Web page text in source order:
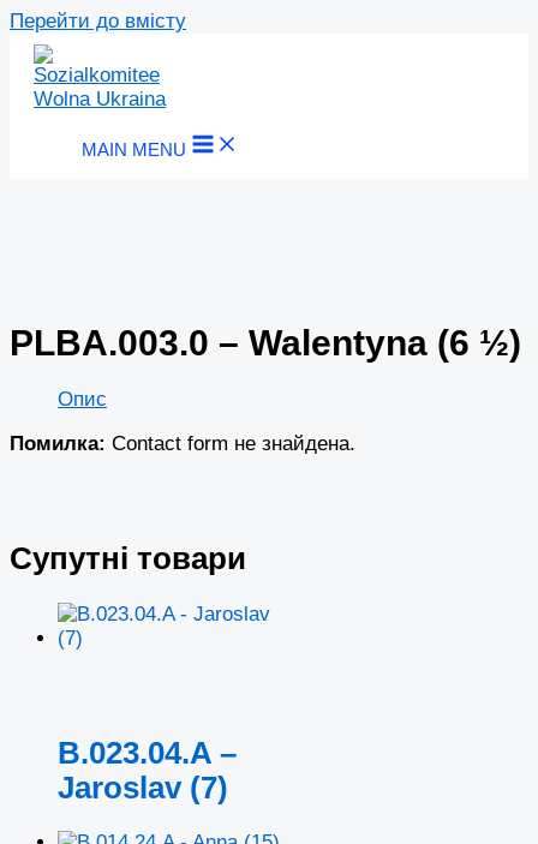
Перейти до вмісту
MAIN MENU
PLBA.003.0 – Walentyna (6 ½)
Опис
Помилка: Contact form не знайдена.
Супутні товари
B.023.04.A –
Jaroslav (7)